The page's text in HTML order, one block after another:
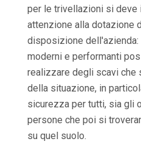
per le trivellazioni si deve
attenzione alla dotazione
disposizione
moderni e performanti
realizzare degli scavi che
della situazione, in
sicurezza per tutti, sia gli
persone che poi si
su quel suolo.